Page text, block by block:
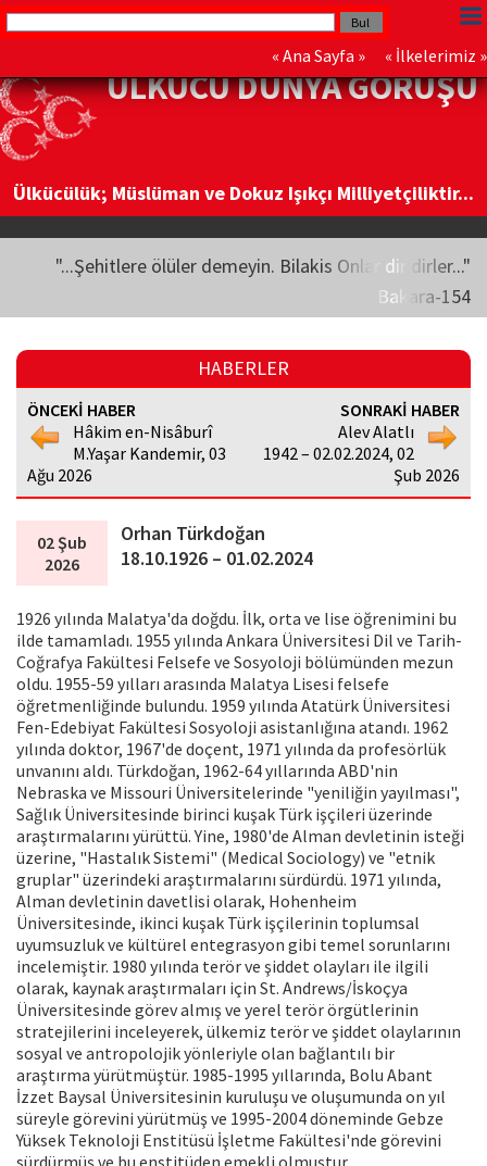
« Ana Sayfa » « İlkelerimiz »
ÜLKÜCÜ DÜNYA GÖRÜŞÜ
Ülkücülük; Müslüman ve Dokuz Işıkçı Milliyetçiliktir...
"...Şehitlere ölüler demeyin. Bilakis Onlar diridirler..."
Bakara-154
HABERLER
ÖNCEKİ HABER
Hâkim en-Nisâburî
M.Yaşar Kandemir, 03
Ağu 2026
SONRAKİ HABER
Alev Alatlı
1942 – 02.02.2024, 02
Şub 2026
02 Şub
2026
Orhan Türkdoğan
18.10.1926 – 01.02.2024
1926 yılında Malatya'da doğdu. İlk, orta ve lise öğrenimini bu
ilde tamamladı. 1955 yılında Ankara Üniversitesi Dil ve Tarih-
Coğrafya Fakültesi Felsefe ve Sosyoloji bölümünden mezun
oldu. 1955-59 yılları arasında Malatya Lisesi felsefe
öğretmenliğinde bulundu. 1959 yılında Atatürk Üniversitesi
Fen-Edebiyat Fakültesi Sosyoloji asistanlığına atandı. 1962
yılında doktor, 1967'de doçent, 1971 yılında da profesörlük
unvanını aldı. Türkdoğan, 1962-64 yıllarında ABD'nin
Nebraska ve Missouri Üniversitelerinde "yeniliğin yayılması",
Sağlık Üniversitesinde birinci kuşak Türk işçileri üzerinde
araştırmalarını yürüttü. Yine, 1980'de Alman devletinin isteği
üzerine, "Hastalık Sistemi" (Medical Sociology) ve "etnik
gruplar" üzerindeki araştırmalarını sürdürdü. 1971 yılında,
Alman devletinin davetlisi olarak, Hohenheim
Üniversitesinde, ikinci kuşak Türk işçilerinin toplumsal
uyumsuzluk ve kültürel entegrasyon gibi temel sorunlarını
incelemiştir. 1980 yılında terör ve şiddet olayları ile ilgili
olarak, kaynak araştırmaları için St. Andrews/İskoçya
Üniversitesinde görev almış ve yerel terör örgütlerinin
stratejilerini inceleyerek, ülkemiz terör ve şiddet olaylarının
sosyal ve antropolojik yönleriyle olan bağlantılı bir
araştırma yürütmüştür. 1985-1995 yıllarında, Bolu Abant
İzzet Baysal Üniversitesinin kuruluşu ve oluşumunda on yıl
süreyle görevini yürütmüş ve 1995-2004 döneminde Gebze
Yüksek Teknoloji Enstitüsü İşletme Fakültesi'nde görevini